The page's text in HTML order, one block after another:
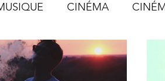
CINÉMA
ENTREPRISE